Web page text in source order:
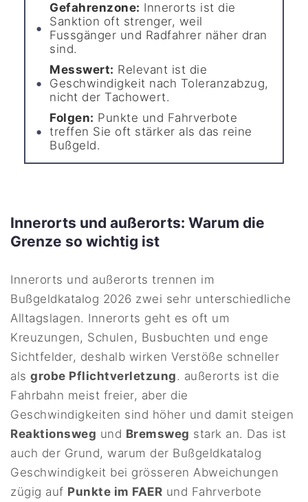
Gefahrenzone: Innerorts ist die
Sanktion oft strenger, weil
Fussgänger und Radfahrer näher dran
sind.
Messwert: Relevant ist die
Geschwindigkeit nach Toleranzabzug,
nicht der Tachowert.
Folgen: Punkte und Fahrverbote
treffen Sie oft stärker als das reine
Bußgeld.
Innerorts und außerorts: Warum die
Grenze so wichtig ist
Innerorts und außerorts trennen im
Bußgeldkatalog 2026 zwei sehr unterschiedliche
Alltagslagen. Innerorts geht es oft um
Kreuzungen, Schulen, Busbuchten und enge
Sichtfelder, deshalb wirken Verstöße schneller
alsgrobe Pflichtverletzung. außerorts ist die
Fahrbahn meist freier, aber die
Geschwindigkeiten sind höher und damit steigen
Reaktionsweg und Bremsweg stark an. Das ist
auch der Grund, warum der Bußgeldkatalog
Geschwindigkeit bei grösseren Abweichungen
zügig auf Punkte im FAER und Fahrverbote